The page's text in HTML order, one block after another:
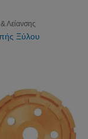
Λείανσης
Ξύλου